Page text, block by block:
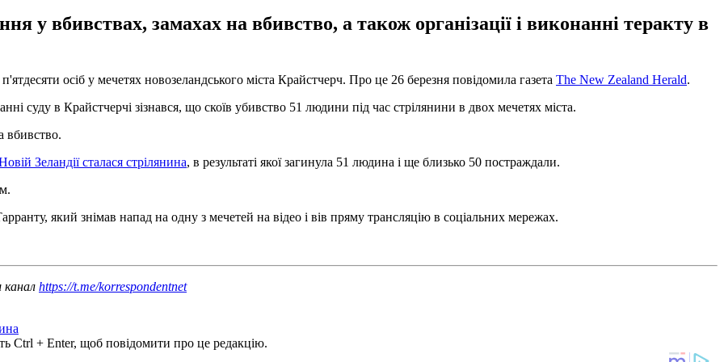
у вбивствах, замахах на вбивство, а також організації і виконанні теракту в
осіб у мечетях новозеландського міста Крайстчерч. Про це 26 березня повідомила газета The New Zealand Herald.
суду в Крайстчерчі зізнався, що скоїв убивство 51 людини під час стрілянини в двох мечетях міста.
вбивство.
Зеландії сталася стрілянина, в результаті якої загинула 51 людина і ще близько 50 постраждали.
який знімав напад на одну з мечетей на відео і вів пряму трансляцію в соціальних мережах.
канал https://t.me/korrespondentnet
Ctrl + Enter, щоб повідомити про це редакцію.